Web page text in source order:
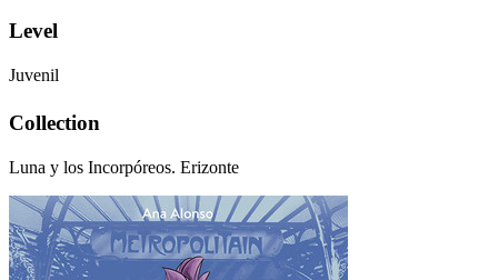
Level
Juvenil
Collection
Luna y los Incorpóreos. Erizonte